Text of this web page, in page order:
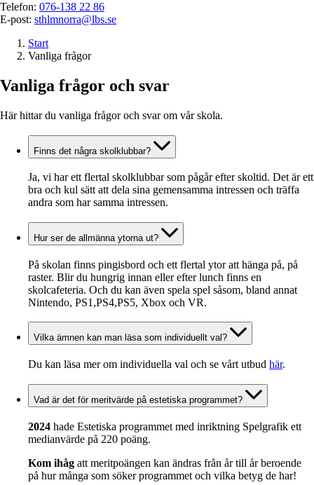
Telefon: 076-138 22 86
E-post: sthlmnorra@lbs.se
Start
Vanliga frågor
Vanliga frågor och svar
Här hittar du vanliga frågor och svar om vår skola.
Finns det några skolklubbar?
Ja, vi har ett flertal skolklubbar som pågår efter skoltid. Det är ett
bra och kul sätt att dela sina gemensamma intressen och träffa
andra som har samma intressen.
Hur ser de allmänna ytorna ut?
På skolan finns pingisbord och ett flertal ytor att hänga på, på
raster. Blir du hungrig innan eller efter lunch finns en
skolcafeteria. Och du kan även spela spel såsom, bland annat
Nintendo, PS1,PS4,PS5, Xbox och VR.
Vilka ämnen kan man läsa som individuellt val?
Du kan läsa mer om individuella val och se vårt utbud här.
Vad är det för meritvärde på estetiska programmet?
2024 hade Estetiska programmet med inriktning Spelgrafik ett
medianvärde på 220 poäng.
Kom ihåg att meritpoängen kan ändras från år till år beroende
på hur många som söker programmet och vilka betyg de har!